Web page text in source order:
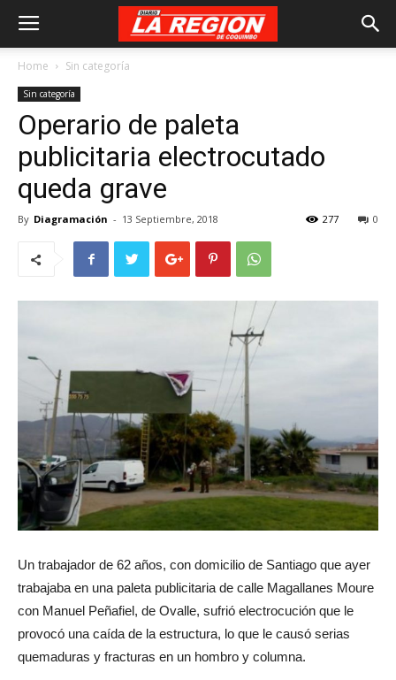
Home Sin categoría
Sin categoría
Operario de paleta
publicitaria electrocutado
queda grave
By Diagramación - 13 Septiembre, 2018 0
277
Un trabajador de 62 años, con domicilio de Santiago que ayer
trabajaba en una paleta publicitaria de calle Magallanes Moure
con Manuel Peñafiel, de Ovalle, sufrió electrocución que le
provocó una caída de la estructura, lo que le causó serias
quemaduras y fracturas en un hombro y columna.